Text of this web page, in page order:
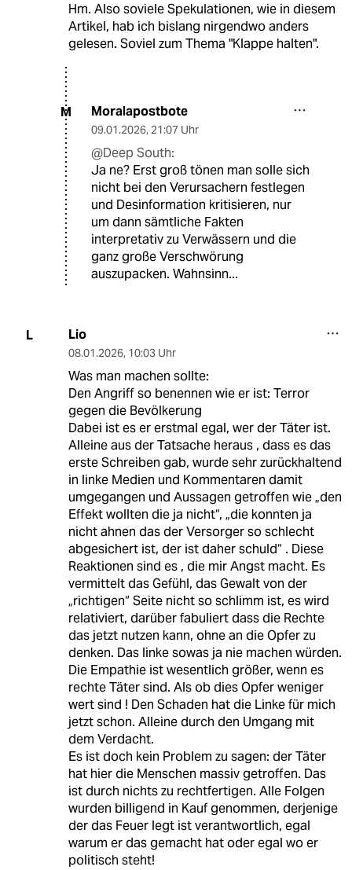
Hm. Also soviele Spekulationen, wie in diesem
Artikel, hab ich bislang nirgendwo anders
gelesen. Soviel zum Thema "Klappe halten".
M Moralapostbote
09.01.2026, 21:07 Uhr
@Deep South:
Ja ne? Erst groß tönen man solle sich
nicht bei den Verursachern festlegen
und Desinformation kritisieren, nur
um dann sämtliche Fakten
interpretativ zu Verwässern und die
ganz große Verschwörung
auszupacken. Wahnsinn...
L Lio
08.01.2026, 10:03 Uhr
Was man machen sollte:
Den Angriff so benennen wie er ist: Terror
gegen die Bevölkerung
Dabei ist es er erstmal egal, wer der Täter ist.
Alleine aus der Tatsache heraus , dass es das
erste Schreiben gab, wurde sehr zurückhaltend
in linke Medien und Kommentaren damit
umgegangen und Aussagen getroffen wie „den
Effekt wollten die ja nicht“, „die konnten ja
nicht ahnen das der Versorger so schlecht
abgesichert ist, der ist daher schuld“ . Diese
Reaktionen sind es , die mir Angst macht. Es
vermittelt das Gefühl, das Gewalt von der
„richtigen“ Seite nicht so schlimm ist, es wird
relativiert, darüber fabuliert dass die Rechte
das jetzt nutzen kann, ohne an die Opfer zu
denken. Das linke sowas ja nie machen würden.
Die Empathie ist wesentlich größer, wenn es
rechte Täter sind. Als ob dies Opfer weniger
wert sind ! Den Schaden hat die Linke für mich
jetzt schon. Alleine durch den Umgang mit
dem Verdacht.
Es ist doch kein Problem zu sagen: der Täter
hat hier die Menschen massiv getroffen. Das
ist durch nichts zu rechtfertigen. Alle Folgen
wurden billigend in Kauf genommen, derjenige
der das Feuer legt ist verantwortlich, egal
warum er das gemacht hat oder egal wo er
politisch steht!